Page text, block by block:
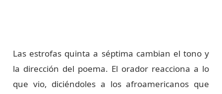
Las estrofas quinta a séptima cambian el tono y
la dirección del poema. El orador reacciona a lo
que vio, diciéndoles a los afroamericanos que